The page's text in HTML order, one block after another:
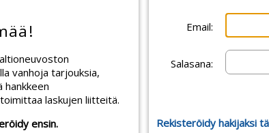
vanhoja tarjouksia,
hankkeen
laskujen liitteitä.
ensin.
Email:
Salasana:
Rekisteröidy hakijaksi